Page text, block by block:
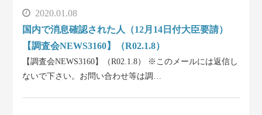
2020.01.08
国内で消息確認された人（12月14日付大臣要請）
【調査会NEWS3160】（R02.1.8）
【調査会NEWS3160】（R02.1.8） ※このメールには返信し
ないで下さい。お問い合わせ等は調…